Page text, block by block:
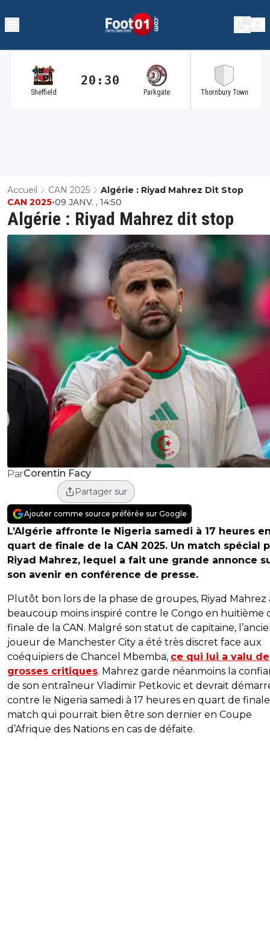
Sheffield
20:30
Parkgate Thornbury Town
Accueil CAN 2025 Algérie : Riyad Mahrez Dit Stop
Algérie : Riyad Mahrez dit stop
CAN 2025•09 JANV. , 14:50
ParCorentin Facy
Partager sur
Ajouter comme source préférée sur Google
L’Algérie affronte le Nigeria samedi à 17 heures
quart de finale de la CAN 2025. Un match spécial
Riyad Mahrez, lequel a fait une grande annonce
son avenir en conférence de presse.
Plutôt bon lors de la phase de groupes, Riyad Mahrez
beaucoup moins inspiré contre le Congo en huitième
finale de la CAN. Malgré son statut de capitaine,
joueur de Manchester City a été très discret face aux
coéquipiers de Chancel Mbemba, ce qui lui a valu de
grosses critiques. Mahrez garde néanmoins la
de son entraîneur Vladimir Petkovic et devrait
contre le Nigeria samedi à 17 heures en quart de
match qui pourrait bien être son dernier en Coupe
d’Afrique des Nations en cas de défaite.